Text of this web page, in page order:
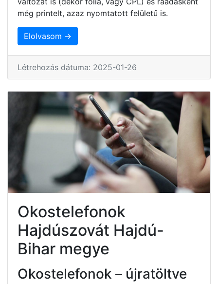
még printelt, azaz nyomtatott felületű is.
Elolvasom →
Létrehozás dátuma: 2025-01-26
Okostelefonok
Hajdúszovát Hajdú-
Bihar megye
Okostelefonok – újratöltve